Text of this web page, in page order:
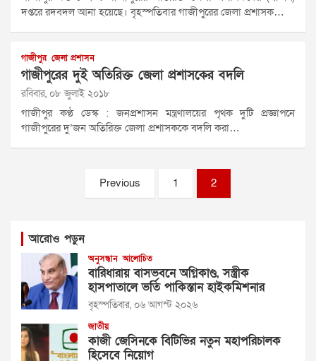
দপ্তরে রদবদল আনা হয়েছে। বৃহস্পতিবার গাজীপুরের জেলা প্রশাসক…
গাজীপুর জেলা প্রশাসন
গাজীপুরের দুই অতিরিক্ত জেলা প্রশাসকের বদলি
রবিবার, ০৮ জুলাই ২০১৮
গাজীপুর কণ্ঠ ডেস্ক : জনপ্রশাসন মন্ত্রণালয়ের পৃথক দুটি প্রজ্ঞাপনে
গাজীপুরের দু’জন অতিরিক্ত জেলা প্রশাসককে বদলি করা…
pagination
Previous 1 2
আরোও পড়ুন
অনুসন্ধান আলোচিত
বারিধারায় বাসভবনে অগ্নিকাণ্ড, সস্ত্রীক
হাসপাতালে ভর্তি পাকিস্তান হাইকমিশনার
বৃহস্পতিবার, ০৬ আগস্ট ২০২৬
জাতীয়
কাজী জেসিনকে বিটিভির নতুন মহাপরিচালক
হিসেবে নিয়োগ